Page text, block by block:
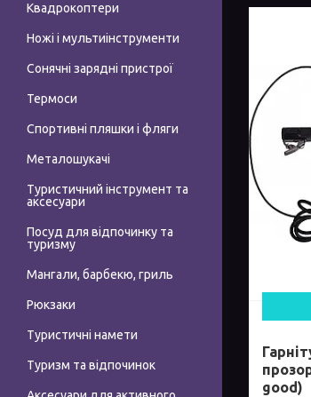
good)
Квадрокоптери
Ножі і мультиінструменти
Сонячні зарядні пристрої
Термоси
Спортивні пляшки і фляги
Металошукачі
Туристичний інструмент та
аксесуари
Посуд для відпочинку та
туризму
Мангали, барбекю, гриль
Рюкзаки
Туристичні намети
Туризм та відпочинок